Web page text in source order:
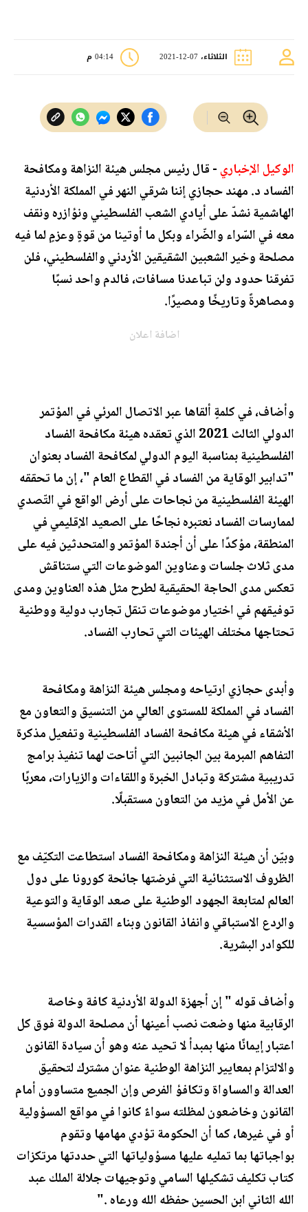
الثلاثاء، 07-12-2021 04:14 م
الوكيل الإخباري- قال رئيس مجلس هيئة النزاهة ومكافحة
الفساد د. مهند حجازي إننا شرقي النهر في المملكة الأردنية
الهاشمية نشدّ على أيادي الشعب الفلسطيني ونؤازره ونقف
معه في السّراء والضّراء وبكل ما أوتينا من قوةٍ وعزمٍ لما فيه
مصلحة وخير الشعبين الشقيقين الأردني والفلسطيني، فلن
تفرقنا حدود ولن تباعدنا مسافات، فالدم واحد نسبًا
ومصاهرةً وتاريخًا ومصيرًا.
اضافة اعلان
وأضاف، في كلمةٍ ألقاها عبر الاتصال المرئي في المؤتمر
الدولي الثالث 2021 الذي تعقده هيئة مكافحة الفساد
الفلسطينية بمناسبة اليوم الدولي لمكافحة الفساد بعنوان
"تدابير الوقاية من الفساد في القطاع العام "، إن ما تحققه
الهيئة الفلسطينية من نجاحات على أرض الواقع في التّصدي
لممارسات الفساد نعتبره نجاحًا على الصعيد الإقليمي في
المنطقة، مؤكدًا على أن أجندة المؤتمر والمتحدثين فيه على
مدى ثلاث جلسات وعناوين الموضوعات التي ستناقش
تعكس مدى الحاجة الحقيقية لطرح مثل هذه العناوين ومدى
توفيقهم في اختيار موضوعات تنقل تجارب دولية ووطنية
تحتاجها مختلف الهيئات التي تحارب الفساد.
وأبدى حجازي ارتياحه ومجلس هيئة النزاهة ومكافحة
الفساد في المملكة للمستوى العالي من التنسيق والتعاون مع
الأشقاء في هيئة مكافحة الفساد الفلسطينية وتفعيل مذكرة
التفاهم المبرمة بين الجانبين التي أتاحت لهما تنفيذ برامج
تدريبية مشتركة وتبادل الخبرة واللقاءات والزيارات، معربًا
عن الأمل في مزيد من التعاون مستقبلًا.
وبيّن أن هيئة النزاهة ومكافحة الفساد استطاعت التكيّف مع
الظروف الاستثنائية التي فرضتها جائحة كورونا على دول
العالم لمتابعة الجهود الوطنية على صعد الوقاية والتوعية
والردع الاستباقي وانفاذ القانون وبناء القدرات المؤسسية
للكوادر البشرية.
وأضاف قوله " إن أجهزة الدولة الأردنية كافة وخاصة
الرقابية منها وضعت نصب أعينها أن مصلحة الدولة فوق كل
اعتبار إيمانًا منها بمبدأ لا تحيد عنه وهو أن سيادة القانون
والالتزام بمعايير النزاهة الوطنية عنوان مشترك لتحقيق
العدالة والمساواة وتكافؤ الفرص وإن الجميع متساوون أمام
القانون وخاضعون لمظلته سواءٌ كانوا في مواقع المسؤولية
أو في غيرها، كما أن الحكومة تؤدي مهامها وتقوم
بواجباتها بما تمليه عليها مسؤولياتها التي حددتها مرتكزات
كتاب تكليف تشكيلها السامي وتوجيهات جلالة الملك عبد
الله الثاني ابن الحسين حفظه الله ورعاه ."